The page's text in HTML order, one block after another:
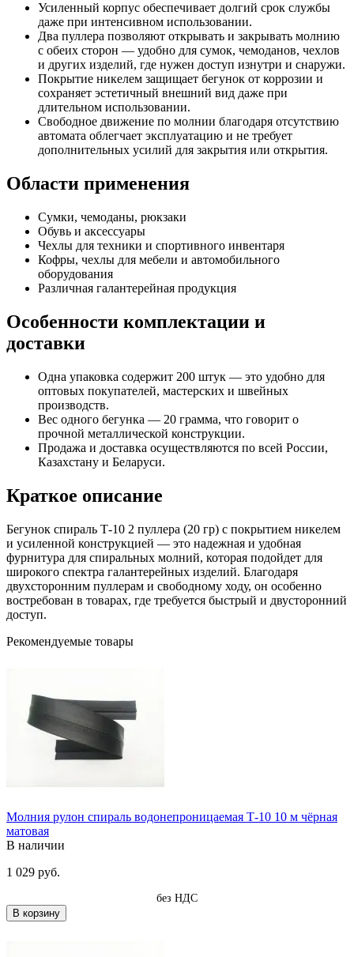
Усиленный корпус обеспечивает долгий срок службы
даже при интенсивном использовании.
Два пуллера позволяют открывать и закрывать молнию
с обеих сторон — удобно для сумок, чемоданов, чехлов
и других изделий, где нужен доступ изнутри и снаружи.
Покрытие никелем защищает бегунок от коррозии и
сохраняет эстетичный внешний вид даже при
длительном использовании.
Свободное движение по молнии благодаря отсутствию
автомата облегчает эксплуатацию и не требует
дополнительных усилий для закрытия или открытия.
Области применения
Сумки, чемоданы, рюкзаки
Обувь и аксессуары
Чехлы для техники и спортивного инвентаря
Кофры, чехлы для мебели и автомобильного
оборудования
Различная галантерейная продукция
Особенности комплектации и
доставки
Одна упаковка содержит 200 штук — это удобно для
оптовых покупателей, мастерских и швейных
производств.
Вес одного бегунка — 20 грамма, что говорит о
прочной металлической конструкции.
Продажа и доставка осуществляются по всей России,
Казахстану и Беларуси.
Краткое описание
Бегунок спираль Т-10 2 пуллера (20 гр) с покрытием никелем
и усиленной конструкцией — это надежная и удобная
фурнитура для спиральных молний, которая подойдет для
широкого спектра галантерейных изделий. Благодаря
двухсторонним пуллерам и свободному ходу, он особенно
востребован в товарах, где требуется быстрый и двусторонний
доступ.
Рекомендуемые товары
Молния рулон спираль водонепроницаемая Т-10 10 м чёрная
матовая
В наличии
1 029 руб.
без НДС
В корзину